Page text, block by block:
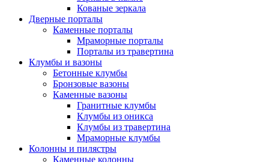
Кованые зеркала
Дверные порталы
Каменные порталы
Мраморные порталы
Порталы из травертина
Клумбы и вазоны
Бетонные клумбы
Бронзовые вазоны
Каменные вазоны
Гранитные клумбы
Клумбы из оникса
Клумбы из травертина
Мраморные клумбы
Колонны и пилястры
Каменные колонны